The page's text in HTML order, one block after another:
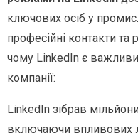
ключових осіб у
професійні контакти
чому LinkedIn є
компанії:
LinkedIn зібрав
включаючи впливових